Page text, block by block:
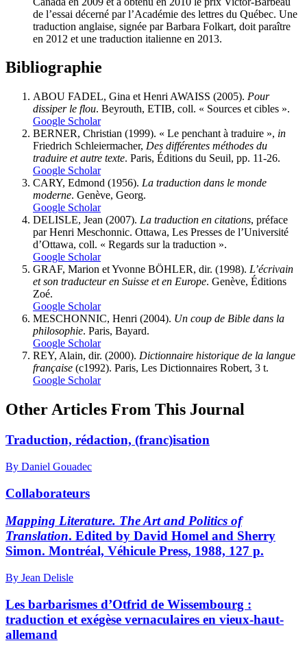
de l’essai décerné par l’Académie des lettres du Québec. Une
traduction anglaise, signée par Barbara Folkart, doit paraître
en 2012 et une traduction italienne en 2013.
Bibliographie
ABOU FADEL, Gina et Henri AWAISS (2005). Pour
dissiper le flou. Beyrouth, ETIB, coll. « Sources et cibles ».
Google Scholar
BERNER, Christian (1999). « Le penchant à traduire », in
Friedrich Schleiermacher, Des différentes méthodes du
traduire et autre texte. Paris, Éditions du Seuil, pp. 11-26.
Google Scholar
CARY, Edmond (1956). La traduction dans le monde
moderne. Genève, Georg.
Google Scholar
DELISLE, Jean (2007). La traduction en citations, préface
par Henri Meschonnic. Ottawa, Les Presses de l’Université
d’Ottawa, coll. « Regards sur la traduction ».
Google Scholar
GRAF, Marion et Yvonne BÖHLER, dir. (1998). L’écrivain
et son traducteur en Suisse et en Europe. Genève, Éditions
Zoé.
Google Scholar
MESCHONNIC, Henri (2004). Un coup de Bible dans la
philosophie. Paris, Bayard.
Google Scholar
REY, Alain, dir. (2000). Dictionnaire historique de la langue
française (c1992). Paris, Les Dictionnaires Robert, 3 t.
Google Scholar
Other Articles From This Journal
Traduction, rédaction, (franc)isation
By Daniel Gouadec
Collaborateurs
Mapping Literature. The Art and Politics of
Translation. Edited by David Homel and Sherry
Simon. Montréal, Véhicule Press, 1988, 127 p.
By Jean Delisle
Les barbarismes d’Otfrid de Wissembourg :
traduction et exégèse vernaculaires en vieux-haut-
allemand